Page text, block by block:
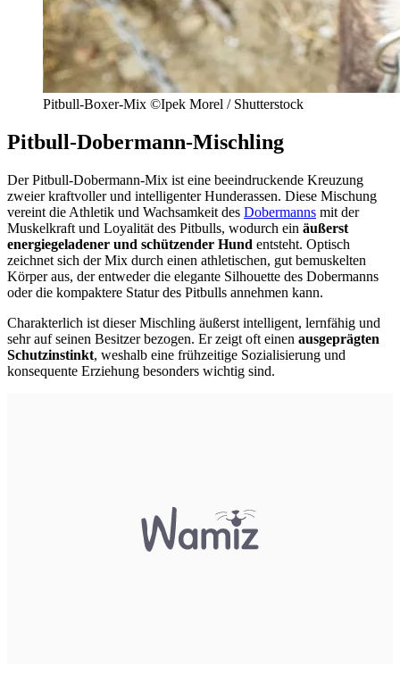
Pitbull-Boxer-Mix ©Ipek Morel / Shutterstock
Pitbull-Dobermann-Mischling
Der Pitbull-Dobermann-Mix ist eine beeindruckende Kreuzung
zweier kraftvoller und intelligenter Hunderassen. Diese Mischung
vereint die Athletik und Wachsamkeit des Dobermanns mit der
Muskelkraft und Loyalität des Pitbulls, wodurch ein äußerst
energiegeladener und schützender Hund entsteht. Optisch
zeichnet sich der Mix durch einen athletischen, gut bemuskelten
Körper aus, der entweder die elegante Silhouette des Dobermanns
oder die kompaktere Statur des Pitbulls annehmen kann.
Charakterlich ist dieser Mischling äußerst intelligent, lernfähig und
sehr auf seinen Besitzer bezogen. Er zeigt oft einen ausgeprägten
Schutzinstinkt, weshalb eine frühzeitige Sozialisierung und
konsequente Erziehung besonders wichtig sind.